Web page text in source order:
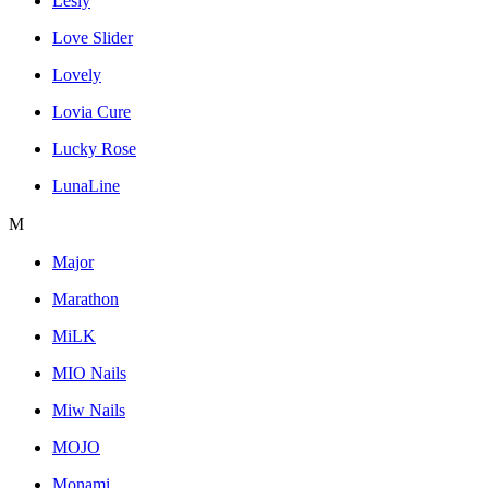
Love Slider
Lovely
Lovia Cure
Lucky Rose
LunaLine
M
Major
Marathon
MiLK
MIO Nails
Miw Nails
MOJO
Monami